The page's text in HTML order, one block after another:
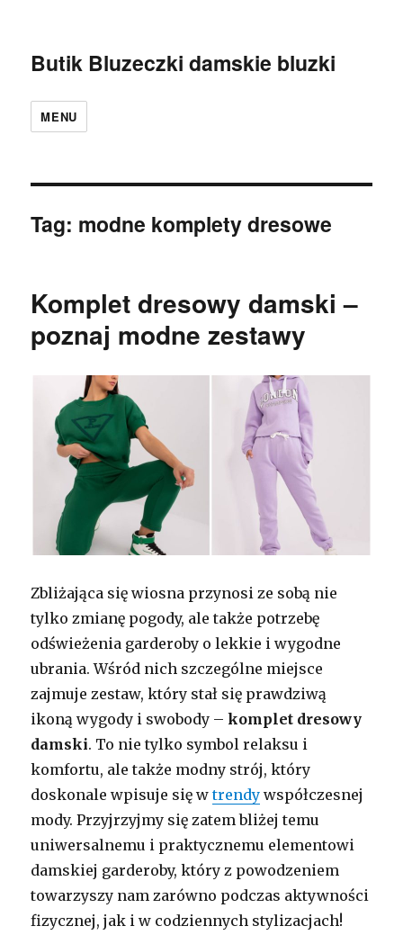
Butik Bluzeczki damskie bluzki
MENU
Tag: modne komplety dresowe
Komplet dresowy damski –
poznaj modne zestawy
Zbliżająca się wiosna przynosi ze sobą nie
tylko zmianę pogody, ale także potrzebę
odświeżenia garderoby o lekkie i wygodne
ubrania. Wśród nich szczególne miejsce
zajmuje zestaw, który stał się prawdziwą
ikoną wygody i swobody –komplet dresowy
damski. To nie tylko symbol relaksu i
komfortu, ale także modny strój, który
doskonale wpisuje się wtrendy współczesnej
mody. Przyjrzyjmy się zatem bliżej temu
uniwersalnemu i praktycznemu elementowi
damskiej garderoby, który z powodzeniem
towarzyszy nam zarówno podczas aktywności
fizycznej, jak i w codziennych stylizacjach!